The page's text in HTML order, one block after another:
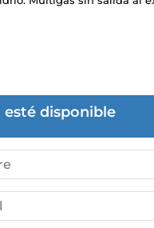
disponible